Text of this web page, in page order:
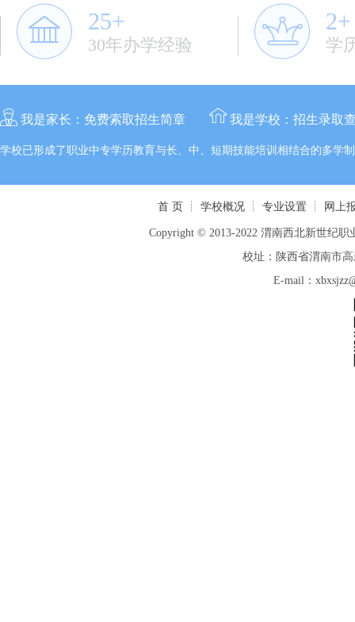
25+
30年办学经验
2+
学
我是家长： 免费索取招生简章 我是学校： 招生录取
学校已形成了职业中专学历教育与长、中、短期技能培训相结合的多学
首 页 ┊ 学校概况 ┊ 专业设置 ┊ 网上
Copyright © 2013-2022 渭南西北新世纪职
校址：陕西省渭南市
E-mail：